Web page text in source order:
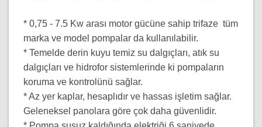
* 0,75 - 7.5 Kw arası motor gücüne sahip trifaze tüm
marka ve model pompalar da kullanılabilir.
* Temelde derin kuyu temiz su dalgıçları, atık su
dalgıçları ve hidrofor sistemlerinde ki pompaların
koruma ve kontrolünü sağlar.
* Az yer kaplar, hesaplıdır ve hassas işletim sağlar.
Geleneksel panolara göre çok daha güvenlidir.